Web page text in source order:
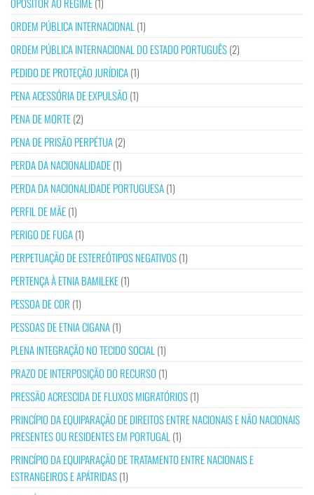
ORDEM PÚBLICA INTERNACIONAL (1)
ORDEM PÚBLICA INTERNACIONAL DO ESTADO PORTUGUÊS(2)
PEDIDO DE PROTEÇÃO JURÍDICA(1)
PENA ACESSÓRIA DE EXPULSÃO (1)
PENA DE MORTE(2)
PENA DE PRISÃO PERPÉTUA(2)
PERDA DA NACIONALIDADE(1)
PERDA DA NACIONALIDADE PORTUGUESA(1)
PERFIL DE MÃE(1)
PERIGO DE FUGA(1)
PERPETUAÇÃO DE ESTEREÓTIPOS NEGATIVOS(1)
PERTENÇA À ETNIA BAMILEKE(1)
PESSOA DE COR (1)
PESSOAS DE ETNIA CIGANA(1)
PLENA INTEGRAÇÃO NO TECIDO SOCIAL (1)
PRAZO DE INTERPOSIÇÃO DO RECURSO (1)
PRESSÃO ACRESCIDA DE FLUXOS MIGRATÓRIOS(1)
PRINCÍPIO DA EQUIPARAÇÃO DE DIREITOS ENTRE NACIONAIS E NÃO NACIONAIS
PRESENTES OU RESIDENTES EM PORTUGAL (1)
PRINCÍPIO DA EQUIPARAÇÃO DE TRATAMENTO ENTRE NACIONAIS E
ESTRANGEIROS E APÁTRIDAS(1)